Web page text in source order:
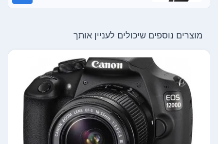
מוצרים נוספים שיכולים לעניין אותך